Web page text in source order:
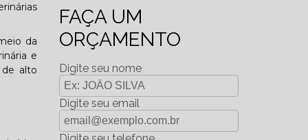
da
e
de alto
FAÇA UM
ORÇAMENTO
Digite seu nome
Digite seu email